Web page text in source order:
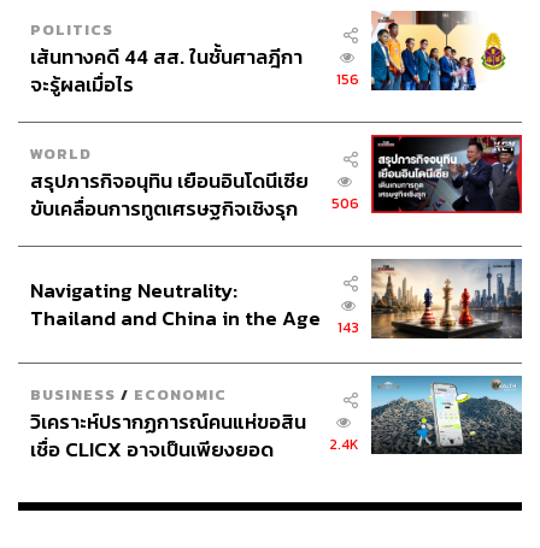
เอฟดับบลิวดี อัลทิเมท เซฟวิ่ง 12/6
เอฟดับบลิวดี ไลฟ์ เซฟวิ่ง 18/9
ประกัน 15/5 Pro (แบบไม่มีความคุ้มครองโรคร้ายแรง)
ประกัน 15/5 Pro Max (แบบมีความคุ้มครองโรคร้าย
แรง)
ประกันทริปเปิ้ล เซเว่น
ประกันออมคุ้มคอมโบ
POLITICS
เส้นทางคดี 44 สส. ในชั้นศาลฎีกา
จะรู้ผลเมื่อไร
156
WORLD
สรุปภารกิจอนุทิน เยือนอินโดนีเซีย
ขับเคลื่อนการทูตเศรษฐกิจเชิงรุก
506
Navigating Neutrality:
Thailand and China in the Age
143
BUSINESS / ECONOMIC
วิเคราะห์ปรากฏการณ์คนแห่ขอสิน
เชื่อ CLICX อาจเป็นเพียงยอด
เรือนไทยที่ถูกซุกไว้
2.4K